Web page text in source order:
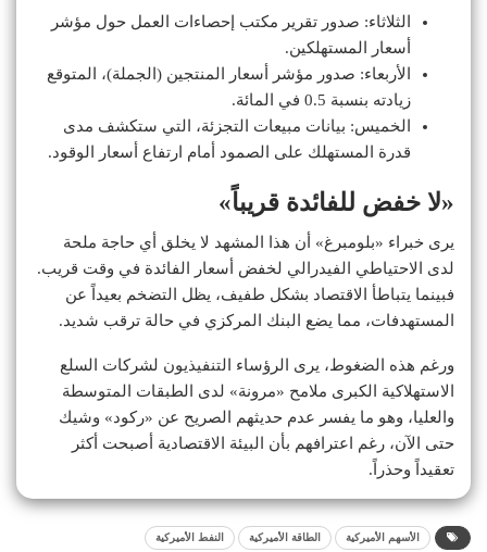
الثلاثاء: صدور تقرير مكتب إحصاءات العمل حول مؤشر
أسعار المستهلكين.
الأربعاء: صدور مؤشر أسعار المنتجين (الجملة)، المتوقع
زيادته بنسبة 0.5 في المائة.
الخميس: بيانات مبيعات التجزئة، التي ستكشف مدى
قدرة المستهلك على الصمود أمام ارتفاع أسعار الوقود.
«لا خفض للفائدة قريباً»
يرى خبراء «بلومبرغ» أن هذا المشهد لا يخلق أي حاجة ملحة
لدى الاحتياطي الفيدرالي لخفض أسعار الفائدة في وقت قريب.
فبينما يتباطأ الاقتصاد بشكل طفيف، يظل التضخم بعيداً عن
المستهدفات، مما يضع البنك المركزي في حالة ترقب شديد.
ورغم هذه الضغوط، يرى الرؤساء التنفيذيون لشركات السلع
الاستهلاكية الكبرى ملامح «مرونة» لدى الطبقات المتوسطة
والعليا، وهو ما يفسر عدم حديثهم الصريح عن «ركود» وشيك
حتى الآن، رغم اعترافهم بأن البيئة الاقتصادية أصبحت أكثر
تعقيداً وحذراً.
الأسهم الأميركية الطاقة الأميركية النفط الأميركية